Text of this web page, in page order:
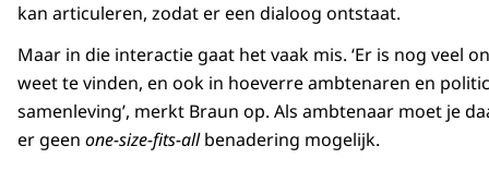
kan articuleren, zodat er een dialoog ontstaat.
Maar in die interactie gaat het vaak mis. ‘Er is nog veel
weet te vinden, en ook in hoeverre ambtenaren en
samenleving’, merkt Braun op. Als ambtenaar moet je
er geen one-size-fits-allbenadering mogelijk.